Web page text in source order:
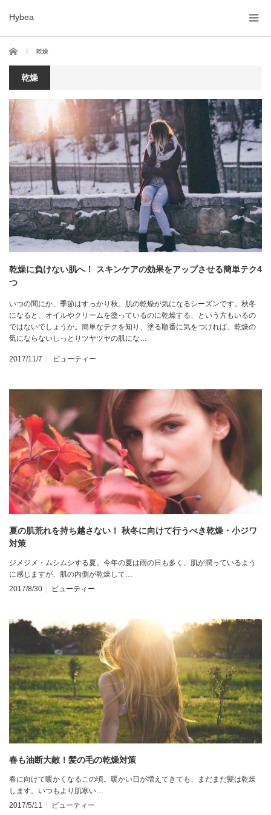
Hybea
ホーム 乾燥
乾燥
乾燥に負けない肌へ！ スキンケアの効果をアップさせる簡単テク4
つ
いつの間にか、季節はすっかり秋。肌の乾燥が気になるシーズンです。秋冬
になると、オイルやクリームを塗っているのに乾燥する、という方もいるの
ではないでしょうか。簡単なテクを知り、塗る順番に気をつければ、乾燥の
気にならないしっとりツヤツヤの肌にな…
2017/11/7 ビューティー
夏の肌荒れを持ち越さない！ 秋冬に向けて行うべき乾燥・小ジワ
対策
ジメジメ・ムシムシする夏。今年の夏は雨の日も多く、肌が潤っているよう
に感じますが、肌の内側が乾燥して…
2017/8/30
ビューティー
春も油断大敵！髪の毛の乾燥対策
春に向けて暖かくなるこの頃。暖かい日が増えてきても、まだまだ髪は乾燥
します。いつもより肌寒い…
2017/5/11
ビューティー